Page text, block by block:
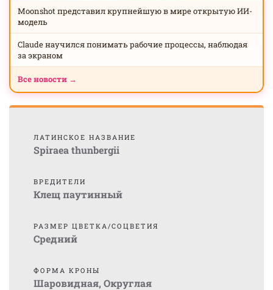
Moonshot представил крупнейшую в мире открытую ИИ-
модель
Claude научился понимать рабочие процессы, наблюдая
за экраном
Все новости →
ЛАТИНСКОЕ НАЗВАНИЕ
Spiraea thunbergii
ВРЕДИТЕЛИ
Клещ паутинный
РАЗМЕР ЦВЕТКА/СОЦВЕТИЯ
Средний
ФОРМА КРОНЫ
Шаровидная, Округлая